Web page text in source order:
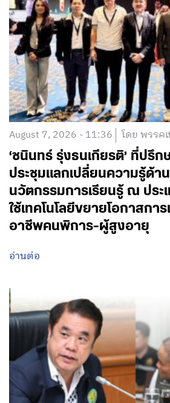
August 7, 2026 - 11:36 โดย พรรค
‘ชนินทร์ รุ่งธนเกียรติ’ ที่ปรึ
ประชุมแลกเปลี่ยนความรู้ด้าน
นวัตกรรมการเรียนรู้ ณ ประ
ใช้เทคโนโลยีขยายโอกาสกา
อาชีพคนพิการ-ผู้สูงอายุ
อ่านต่อ